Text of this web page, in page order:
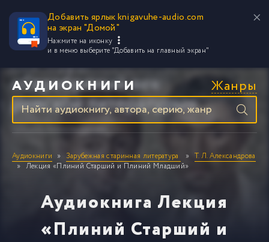
Добавить ярлык knigavuhe-audio.com
на экран "Домой"
Нажмите на иконку
и в меню выберите "Добавить на главный экран"
АУДИОКНИГИ Жанры
Аудиокниги Зарубежная старинная литература
Т. Л. Александрова
Лекция «Плиний Старший и Плиний Младший»
Аудиокнига Лекция
«Плиний Старший и